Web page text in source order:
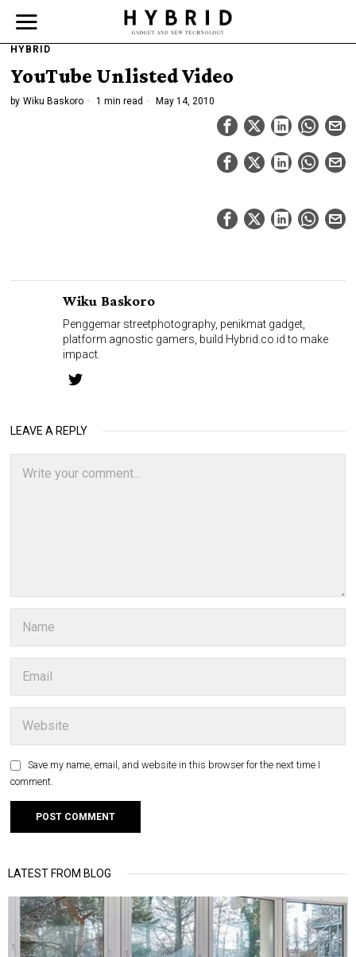
HYBRID
YouTube Unlisted Video
by Wiku Baskoro 1 min read May 14, 2010
Wiku Baskoro
Penggemar streetphotography, penikmat gadget,
platform agnostic gamers, build Hybrid.co.id to make
impact.
LEAVE A REPLY
Save my name, email, and website in this browser for the next time I
comment.
LATEST FROM BLOG